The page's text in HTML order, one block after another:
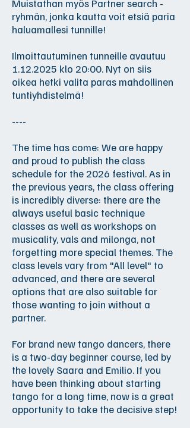
Muistathan myös Partner search -
ryhmän, jonka kautta voit etsiä paria
haluamallesi tunnille!
Ilmoittautuminen tunneille avautuu
1.12.2025 klo 20:00. Nyt on siis
oikea hetki valita paras mahdollinen
tuntiyhdistelmä!
----
The time has come: We are happy
and proud to publish the class
schedule for the 2026 festival. As in
the previous years, the class offering
is incredibly diverse: there are the
always useful basic technique
classes as well as workshops on
musicality, vals and milonga, not
forgetting more special themes. The
class levels vary from "All level" to
advanced, and there are several
options that are also suitable for
those wanting to join without a
partner.
For brand new tango dancers, there
is a two-day beginner course, led by
the lovely Saara and Emilio. If you
have been thinking about starting
tango for a long time, now is a great
opportunity to take the decisive step!